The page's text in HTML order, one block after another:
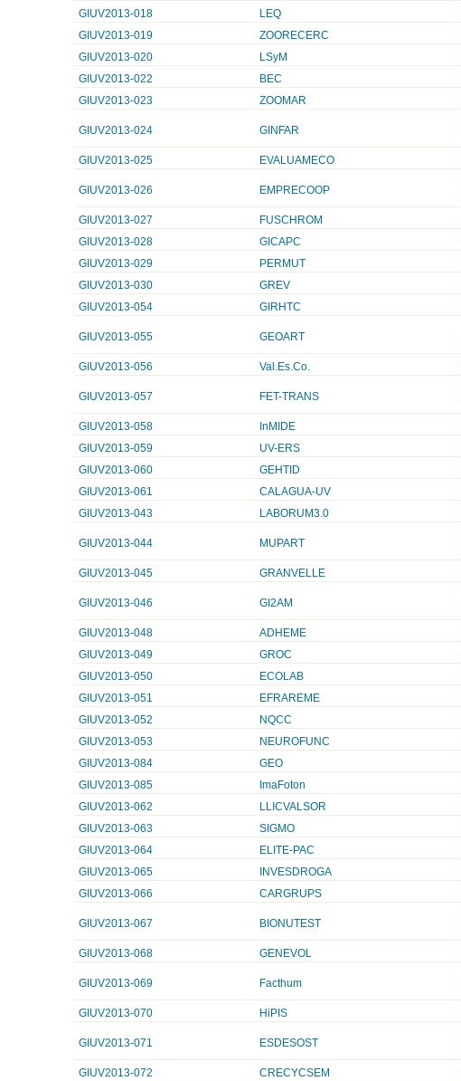
GIUV2013-018
LEQ
GIUV2013-019
ZOORECERC
GIUV2013-020
LSyM
GIUV2013-022
BEC
GIUV2013-023
ZOOMAR
GIUV2013-024 GINFAR
GIUV2013-025
EVALUAMECO
GIUV2013-026 EMPRECOOP
GIUV2013-027 FUSCHROM
GIUV2013-028
GICAPC
GIUV2013-029
PERMUT
GIUV2013-030
GREV
GIUV2013-054
GIRHTC
GIUV2013-055 GEOART
GIUV2013-056
Val.Es.Co.
GIUV2013-057 FET-TRANS
GIUV2013-058
InMIDE
GIUV2013-059
UV-ERS
GIUV2013-060
GEHTID
GIUV2013-061
CALAGUA-UV
GIUV2013-043
LABORUM3.0
GIUV2013-044 MUPART
GIUV2013-045 GRANVELLE
GIUV2013-046 GI2AM
GIUV2013-048
ADHEME
GIUV2013-049
GROC
GIUV2013-050
ECOLAB
GIUV2013-051
EFRAREME
GIUV2013-052
NQCC
GIUV2013-053
NEUROFUNC
GIUV2013-084
GEO
GIUV2013-085
ImaFoton
GIUV2013-062
LLICVALSOR
GIUV2013-063
SIGMO
GIUV2013-064
ELITE-PAC
GIUV2013-065
INVESDROGA
GIUV2013-066
CARGRUPS
GIUV2013-067 BIONUTEST
GIUV2013-068 GENEVOL
GIUV2013-069 Facthum
GIUV2013-070
HiPIS
GIUV2013-071 ESDESOST
GIUV2013-072
CRECYCSEM